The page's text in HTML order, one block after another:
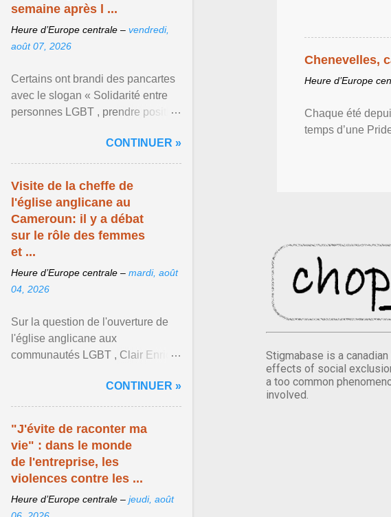
Chenevelles,
Heure d’Europe
Chaque été
temps d’une
Stigmabase is a
effects of social
a too common
involved.
semaine après l ...
Heure d’Europe centrale – vendredi,
août 07, 2026
Certains ont brandi des pancartes
avec le slogan « Solidarité entre
personnes LGBT , prendre position
organisateurs ... Afficher l'article ...
CONTINUER »
Visite de la cheffe de
l'église anglicane au
Cameroun: il y a débat
sur le rôle des femmes
et ...
Heure d’Europe centrale – mardi, août
04, 2026
Sur la question de l'ouverture de
l'église anglicane aux
communautés LGBT , Clair Enrick
une position tranchée. Afficher
l'article ...
CONTINUER »
"J'évite de raconter ma
vie" : dans le monde
de l'entreprise, les
violences contre les ...
Heure d’Europe centrale – jeudi, août